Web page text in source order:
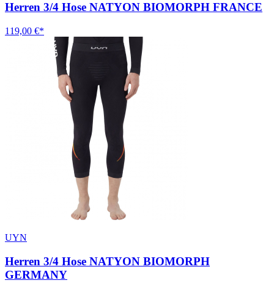
Herren 3/4 Hose NATYON BIOMORPH FRANCE
119,00 €*
UYN
Herren 3/4 Hose NATYON BIOMORPH
GERMANY